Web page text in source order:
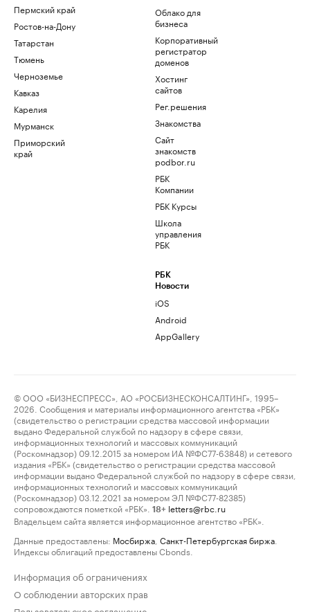
Пермский край
Ростов-на-Дону
Татарстан
Тюмень
Черноземье
Кавказ
Карелия
Мурманск
Приморский
край
Облако для
бизнеса
Корпоративный
регистратор
доменов
Хостинг
сайтов
Рег.решения
Знакомства
Сайт
знакомств
podbor.ru
РБК
Компании
РБК Курсы
Школа
управления
РБК
РБК
Новости
iOS
Android
AppGallery
© ООО «БИЗНЕСПРЕСС», АО «РОСБИЗНЕСКОНСАЛТИНГ», 1995–
2026. Сообщения и материалы информационного агентства «РБК»
(свидетельство о регистрации средства массовой информации
выдано Федеральной службой по надзору в сфере связи,
информационных технологий и массовых коммуникаций
(Роскомнадзор) 09.12.2015 за номером ИА №ФС77-63848) и сетевого
издания «РБК» (свидетельство о регистрации средства массовой
информации выдано Федеральной службой по надзору в сфере связи,
информационных технологий и массовых коммуникаций
(Роскомнадзор) 03.12.2021 за номером ЭЛ №ФС77-82385)
сопровождаются пометкой «РБК».
18+ letters@rbc.ru
Владельцем сайта является информационное агентство «РБК».
Данные предоставлены: Мосбиржа Санкт-Петербургская биржа
Индексы облигаций предоставлены Cbonds.
Информация об ограничениях
О соблюдении авторских прав